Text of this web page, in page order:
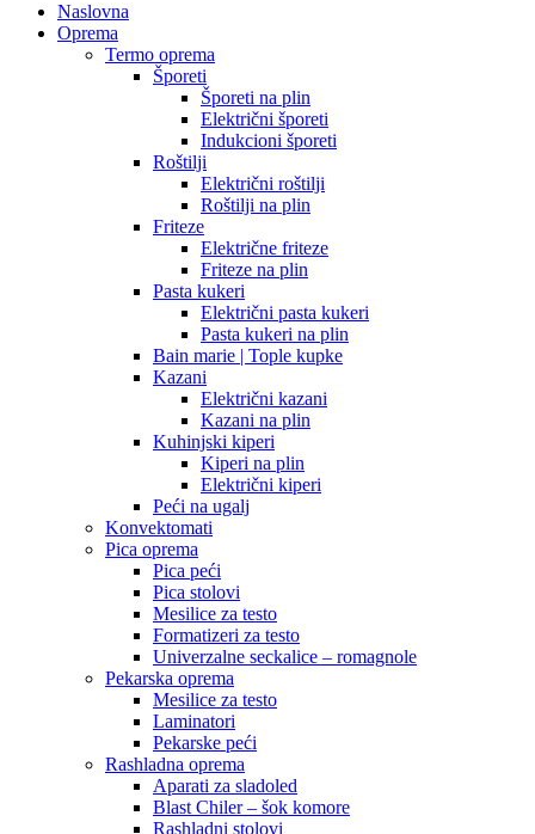
Naslovna
Oprema
Termo oprema
Šporeti
Šporeti na plin
Električni šporeti
Indukcioni šporeti
Roštilji
Električni roštilji
Roštilji na plin
Friteze
Električne friteze
Friteze na plin
Pasta kukeri
Električni pasta kukeri
Pasta kukeri na plin
Bain marie | Tople kupke
Kazani
Električni kazani
Kazani na plin
Kuhinjski kiperi
Kiperi na plin
Električni kiperi
Peći na ugalj
Konvektomati
Pica oprema
Pica peći
Pica stolovi
Mesilice za testo
Formatizeri za testo
Univerzalne seckalice – romagnole
Pekarska oprema
Mesilice za testo
Laminatori
Pekarske peći
Rashladna oprema
Aparati za sladoled
Blast Chiler – šok komore
Rashladni stolovi